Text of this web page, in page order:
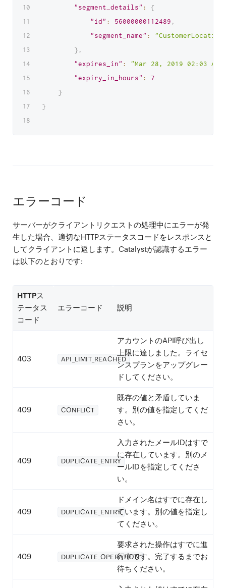
"segment_details" :
{
"id" : 56000000112489 ,
"segment_name" :
} ,
"expires_in" : "Mar 28, 2019 02:03 AM"
"expiry_in_hours" :
7
}
}
エラーコード
サーバーがクライアントリクエストの処理中にエラーが発
生した場合、適切なHTTPステータスコードをレスポンスと
してクライアントに返します。Catalystが認識するエラー
は以下のとおりです:
HTTPス
テータス
コード
エラーコード 説明
403 API_LIMIT_REACHED
アカウントのAPI呼び出し
上限に達しました。ライセ
ンスプランをアップグレー
ドしてください。
409 CONFLICT
既存の値と矛盾していま
す。別の値を指定してくだ
さい。
409 DUPLICATE_ENTRY
入力されたメールIDはすで
に存在しています。別のメ
ールIDを指定してくださ
い。
409 DUPLICATE_ENTRY
ドメイン名はすでに存在し
ています。別の値を指定し
てください。
409 DUPLICATE_OPERATION
要求された操作はすでに進
行中です。完了するまでお
待ちください。